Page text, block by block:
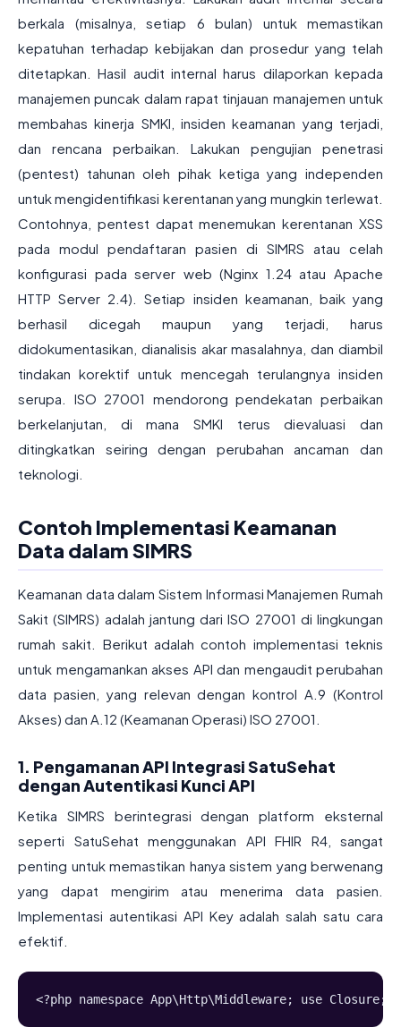
berkala (misalnya, setiap 6 bulan) untuk memastikan
kepatuhan terhadap kebijakan dan prosedur yang telah
ditetapkan. Hasil audit internal harus dilaporkan kepada
manajemen puncak dalam rapat tinjauan manajemen untuk
membahas kinerja SMKI, insiden keamanan yang terjadi,
dan rencana perbaikan. Lakukan pengujian penetrasi
(pentest) tahunan oleh pihak ketiga yang independen
untuk mengidentifikasi kerentanan yang mungkin terlewat.
Contohnya, pentest dapat menemukan kerentanan XSS
pada modul pendaftaran pasien di SIMRS atau celah
konfigurasi pada server web (Nginx 1.24 atau Apache
HTTP Server 2.4). Setiap insiden keamanan, baik yang
berhasil dicegah maupun yang terjadi, harus
didokumentasikan, dianalisis akar masalahnya, dan diambil
tindakan korektif untuk mencegah terulangnya insiden
serupa. ISO 27001 mendorong pendekatan perbaikan
berkelanjutan, di mana SMKI terus dievaluasi dan
ditingkatkan seiring dengan perubahan ancaman dan
teknologi.
Contoh Implementasi Keamanan
Data dalam SIMRS
Keamanan data dalam Sistem Informasi Manajemen Rumah
Sakit (SIMRS) adalah jantung dari ISO 27001 di lingkungan
rumah sakit. Berikut adalah contoh implementasi teknis
untuk mengamankan akses API dan mengaudit perubahan
data pasien, yang relevan dengan kontrol A.9 (Kontrol
Akses) dan A.12 (Keamanan Operasi) ISO 27001.
1. Pengamanan API Integrasi SatuSehat
dengan Autentikasi Kunci API
Ketika SIMRS berintegrasi dengan platform eksternal
seperti SatuSehat menggunakan API FHIR R4, sangat
penting untuk memastikan hanya sistem yang berwenang
yang dapat mengirim atau menerima data pasien.
Implementasi autentikasi API Key adalah salah satu cara
efektif.
<?php namespace App\Http\Middleware; use